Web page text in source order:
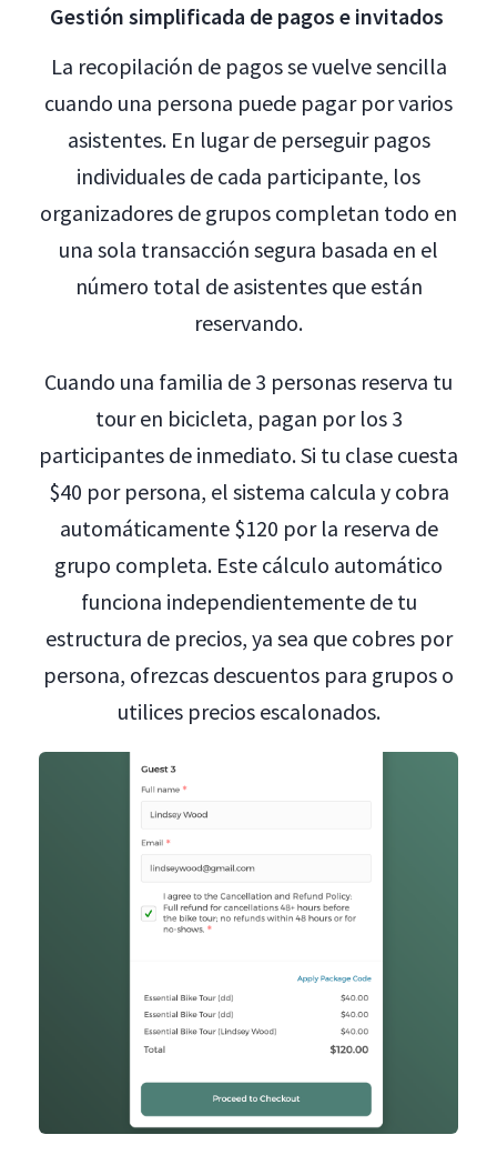
Gestión simplificada de pagos e invitados
La recopilación de pagos se vuelve sencilla
cuando una persona puede pagar por varios
asistentes. En lugar de perseguir pagos
individuales de cada participante, los
organizadores de grupos completan todo en
una sola transacción segura basada en el
número total de asistentes que están
reservando.
Cuando una familia de 3 personas reserva tu
tour en bicicleta, pagan por los 3
participantes de inmediato. Si tu clase cuesta
$40 por persona, el sistema calcula y cobra
automáticamente $120 por la reserva de
grupo completa. Este cálculo automático
funciona independientemente de tu
estructura de precios, ya sea que cobres por
persona, ofrezcas descuentos para grupos o
utilices precios escalonados.